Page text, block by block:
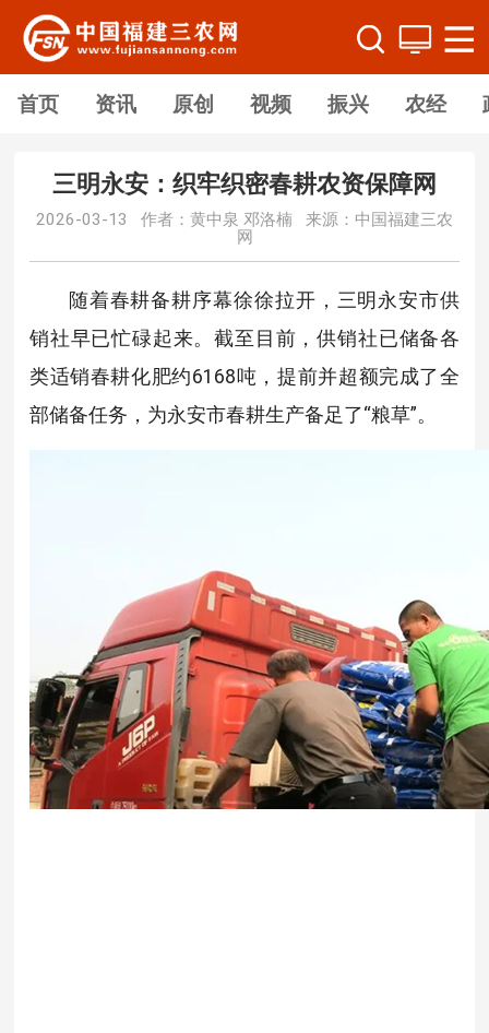
首页 资讯 原创 视频 振兴 农经
三明永安：织牢织密春耕农资保障网
2026-03-13 作者：黄中泉 邓洛楠 来源：中国福建三农
网
随着春耕备耕序幕徐徐拉开，三明永安市供
销社早已忙碌起来。截至目前，供销社已储备各
类适销春耕化肥约6168吨，提前并超额完成了全
部储备任务，为永安市春耕生产备足了“粮草”。